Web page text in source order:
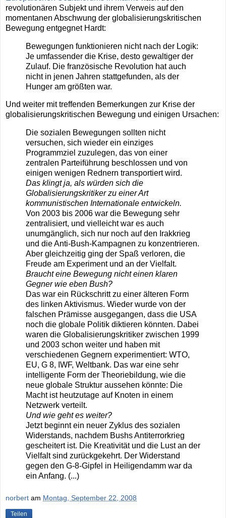
revolutionären Subjekt und ihrem Verweis auf den
momentanen Abschwung der globalisierungskritischen
Bewegung entgegnet Hardt:
Bewegungen funktionieren nicht nach der Logik:
Je umfassender die Krise, desto gewaltiger der
Zulauf. Die französische Revolution hat auch
nicht in jenen Jahren stattgefunden, als der
Hunger am größten war.
Und weiter mit treffenden Bemerkungen zur Krise der
globalisierungskritischen Bewegung und einigen Ursachen:
Die sozialen Bewegungen sollten nicht
versuchen, sich wieder ein einziges
Programmziel zuzulegen, das von einer
zentralen Parteiführung beschlossen und von
einigen wenigen Rednern transportiert wird.
Das klingt ja, als würden sich die
Globalisierungskritiker zu einer Art
kommunistischen Internationale entwickeln.
Von 2003 bis 2006 war die Bewegung sehr
zentralisiert, und vielleicht war es auch
unumgänglich, sich nur noch auf den Irakkrieg
und die Anti-Bush-Kampagnen zu konzentrieren.
Aber gleichzeitig ging der Spaß verloren, die
Freude am Experiment und an der Vielfalt.
Braucht eine Bewegung nicht einen klaren
Gegner wie eben Bush?
Das war ein Rückschritt zu einer älteren Form
des linken Aktivismus. Wieder wurde von der
falschen Prämisse ausgegangen, dass die USA
noch die globale Politik diktieren könnten. Dabei
waren die Globalisierungskritiker zwischen 1999
und 2003 schon weiter und haben mit
verschiedenen Gegnern experimentiert: WTO,
EU, G 8, IWF, Weltbank. Das war eine sehr
intelligente Form der Theoriebildung, wie die
neue globale Struktur aussehen könnte: Die
Macht ist heutzutage auf Knoten in einem
Netzwerk verteilt.
Und wie geht es weiter?
Jetzt beginnt ein neuer Zyklus des sozialen
Widerstands, nachdem Bushs Antiterrorkrieg
gescheitert ist. Die Kreativität und die Lust an der
Vielfalt sind zurückgekehrt. Der Widerstand
gegen den G-8-Gipfel in Heiligendamm war da
ein Anfang. (...)
norbert am Montag, September 22, 2008
Teilen